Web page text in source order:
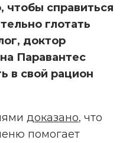
чтобы справиться
глотать
доктор
Паравантес
в свой рацион
доказано, что
помогает